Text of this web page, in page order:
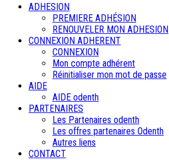
ADHESION
PREMIERE ADHÉSION
RENOUVELER MON ADHESION
CONNEXION ADHERENT
CONNEXION
Mon compte adhérent
Réinitialiser mon mot de passe
AIDE
AIDE odenth
PARTENAIRES
Les Partenaires odenth
Les offres partenaires Odenth
Autres liens
CONTACT